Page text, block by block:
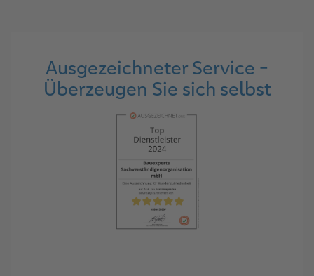
Ausgezeichneter Service -
Überzeugen Sie sich selbst